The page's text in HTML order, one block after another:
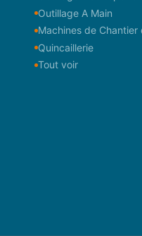
Outillage A Main
Machines de Chantier
Quincaillerie
Tout voir